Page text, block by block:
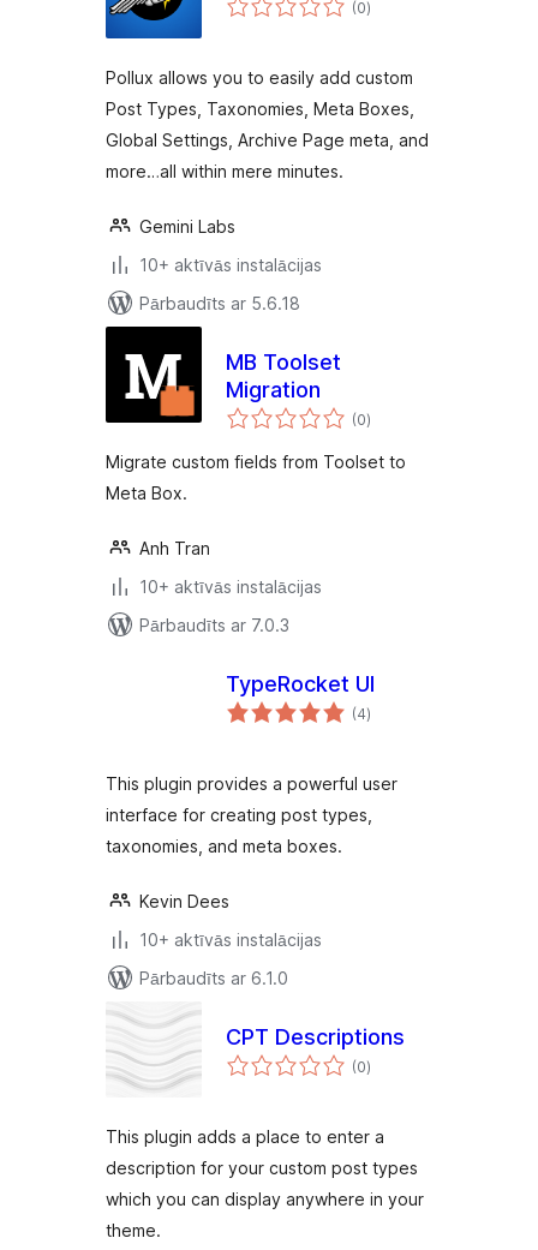
(0kopsumma
)
Pollux allows you to easily add custom
Post Types, Taxonomies, Meta Boxes,
Global Settings, Archive Page meta, and
more…all within mere minutes.
Gemini Labs
10+ aktīvās instalācijas
Pārbaudīts ar 5.6.18
MB Toolset
Migration
(0vērtējumu
kopsumma
)
Migrate custom fields from Toolset to
Meta Box.
Anh Tran
10+ aktīvās instalācijas
Pārbaudīts ar 7.0.3
TypeRocket UI
(4vērtējumu
kopsumma
)
This plugin provides a powerful user
interface for creating post types,
taxonomies, and meta boxes.
Kevin Dees
10+ aktīvās instalācijas
Pārbaudīts ar 6.1.0
CPT Descriptions
(0vērtējumu
kopsumma
)
This plugin adds a place to enter a
description for your custom post types
which you can display anywhere in your
theme.